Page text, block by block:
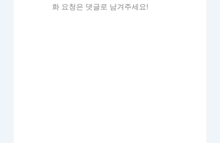
화 요청은 댓글로 남겨주세요!